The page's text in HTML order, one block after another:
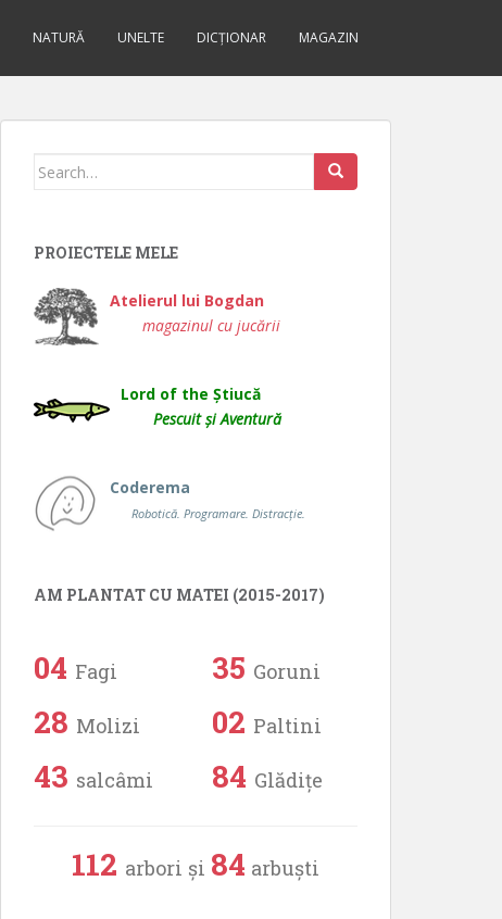
NATURĂ UNELTE DICȚIONAR MAGAZIN
Search
PROIECTELE MELE
Atelierul lui Bogdan
magazinul cu jucării
Lord of the Știucă
Pescuit și Aventură
Coderema
Robotică. Programare. Distracție.
AM PLANTAT CU MATEI (2015-2017)
04 Fagi
28 Molizi
43 salcâmi
35 Goruni
02 Paltini
84 Glădițe
112 arbori și 84 arbuști